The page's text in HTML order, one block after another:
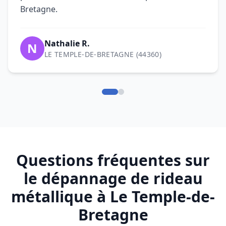
Questions fréquentes sur
le dépannage de rideau
métallique à Le Temple-de-
Qui contacter pour un dépannage
de rideau métallique à Le Temple-
de-Bretagne (44360) ?
intervention rapide de rideau